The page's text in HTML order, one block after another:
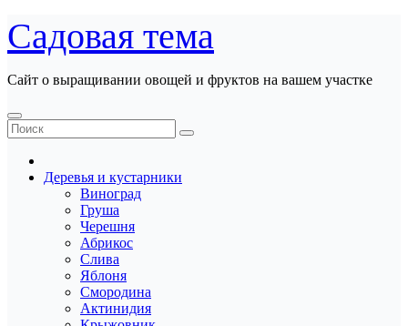
Перейти
к
содержанию
Садовая тема
Сайт о выращивании овощей и фруктов на вашем участке
Деревья и кустарники
Виноград
Груша
Черешня
Абрикос
Слива
Яблоня
Смородина
Актинидия